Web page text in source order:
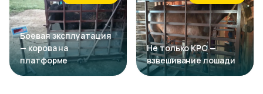
Боевая эксплуатация
— корова на
платформе
Не только КРС —
взвешивание лошади